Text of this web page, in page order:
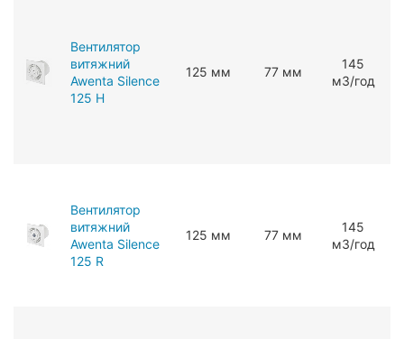
Вентилятор
витяжний
Awenta Silence
125 H
125 мм 77 мм
145
мЗ/год
Вентилятор
витяжний
Awenta Silence
125 R
125 мм 77 мм
145
мЗ/год